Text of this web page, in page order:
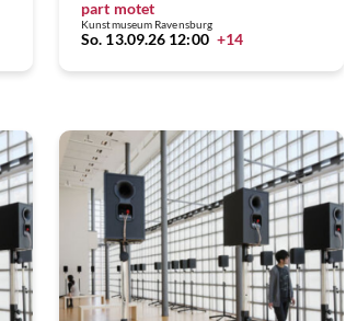
part motet
Kunstmuseum Ravensburg
So. 13.09.26 12:00 +14